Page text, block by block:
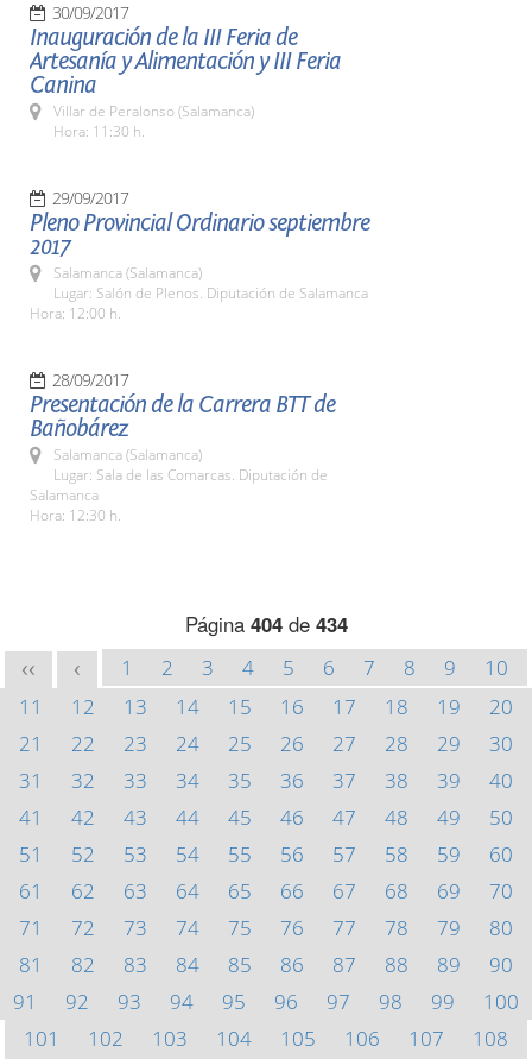
30/09/2017
Inauguración de la III Feria de
Artesanía y Alimentación y III Feria
Canina
Villar de Peralonso (Salamanca)
Hora: 11:30 h.
29/09/2017
Pleno Provincial Ordinario septiembre
2017
Salamanca (Salamanca)
Lugar: Salón de Plenos. Diputación de Salamanca
Hora: 12:00 h.
28/09/2017
Presentación de la Carrera BTT de
Bañobárez
Salamanca (Salamanca)
Lugar: Sala de las Comarcas. Diputación de
Salamanca
Hora: 12:30 h.
Página 404de 434
<< < 1 2 3 4 5 6 7 8 9
10
11
12 13 14 15 16 17 18 19
20
21
22 23 24 25 26 27 28 29
30
31
32 33 34 35 36 37 38 39
40
41
42 43 44 45 46 47 48 49
50
51
52 53 54 55 56 57 58 59
60
61
62 63 64 65 66 67 68 69
70
71
72 73 74 75 76 77 78 79
80
81
82 83 84 85 86 87 88 89
90
91
92 93 94 95 96 97 98 99
100
101
102 103 104 105 106 107
108